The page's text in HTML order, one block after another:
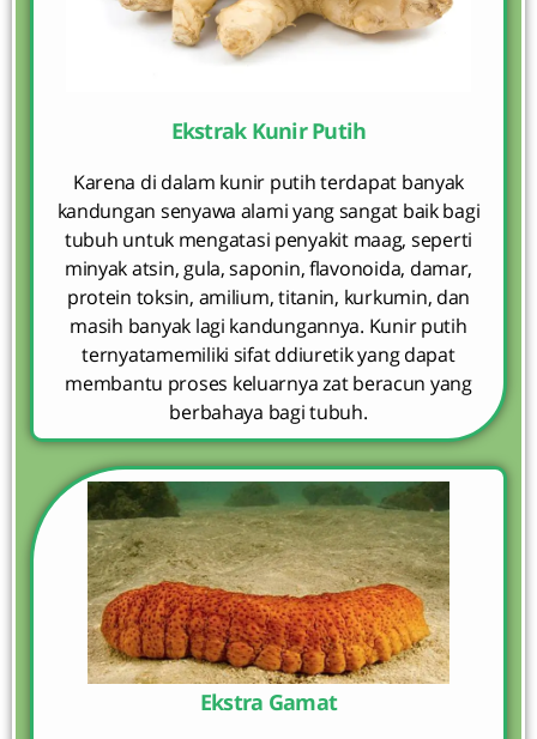
Ekstrak Kunir Putih
Karena di dalam kunir putih terdapat banyak
kandungan senyawa alami yang sangat baik bagi
tubuh untuk mengatasi penyakit maag, seperti
minyak atsin, gula, saponin, flavonoida, damar,
protein toksin, amilium, titanin, kurkumin, dan
masih banyak lagi kandungannya. Kunir putih
ternyatamemiliki sifat ddiuretik yang dapat
membantu proses keluarnya zat beracun yang
berbahaya bagi tubuh.
Ekstra Gamat